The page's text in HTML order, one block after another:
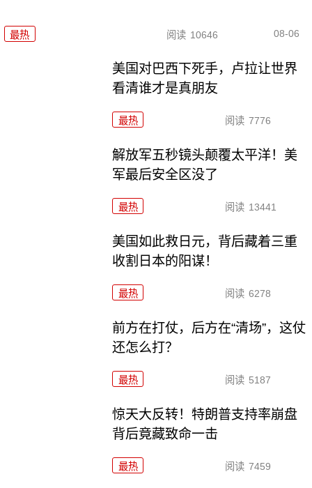
最热 阅读 10646 08-06
美国对巴西下死手，卢拉让世界
看清谁才是真朋友
最热 阅读 7776
解放军五秒镜头颠覆太平洋！美
军最后安全区没了
最热 阅读 13441
美国如此救日元，背后藏着三重
收割日本的阳谋！
最热 阅读 6278
前方在打仗，后方在“清场”，这仗
还怎么打？
最热 阅读 5187
惊天大反转！特朗普支持率崩盘
背后竟藏致命一击
最热 阅读 7459